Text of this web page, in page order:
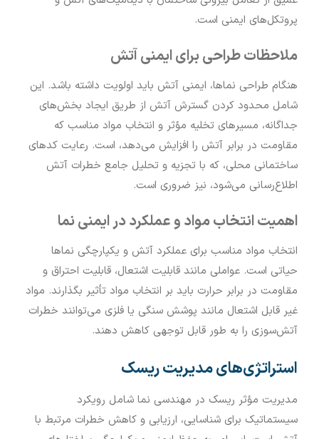
پروتکل‌های ایمنی است.
ملاحظات طراحی برای ایمنی آتش
هنگام طراحی نماها، ایمنی آتش باید اولویت داشته باشد. این
شامل محدود کردن گسترش آتش از طریق ایجاد بخش‌های
جداگانه، مسیرهای تخلیه مؤثر و انتخاب مواد مناسب که
مقاومت در برابر آتش را افزایش می‌دهد، است. رعایت کدهای
ساختمانی محلی، که با تجزیه و تحلیل جامع خطرات آتش
اطلاع‌رسانی می‌شود، نیز ضروری است.
اهمیت انتخاب مواد و عملکرد در ایمنی نما
انتخاب مواد مناسب برای عملکرد آتش و یکپارچگی نماها
حیاتی است. عواملی مانند قابلیت اشتعال، قابلیت احتراق و
مقاومت در برابر حرارت باید بر انتخاب مواد تأثیر بگذارند. مواد
غیر قابل اشتعال مانند پوشش سنگی یا فلزی می‌توانند خطرات
آتش‌سوزی را به طور قابل توجهی کاهش دهند.
استراتژی‌های مدیریت ریسک
مدیریت مؤثر ریسک در مهندسی نما شامل رویکرد
سیستماتیک برای شناسایی، ارزیابی و کاهش خطرات مرتبط با